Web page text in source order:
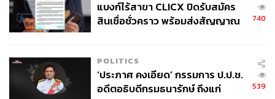
แบงก์ไร้สาขา CLICX ปิดรับสมัคร
สินเชื่อชั่วคราว พร้อมส่งสัญญาณ
740
POLITICS
‘ประภาศ คงเอียด’ กรรมการ ป.ป.ช.
อดีตอธิบดีกรมธนารักษ์ ถึงแก่
539